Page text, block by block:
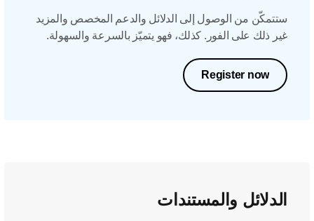
ستتمكّن من الوصول إلى الدلائل والدعم المخصص والمزيد
غير ذلك على الفور. كذلك، فهو يتميّز بالسرعة والسهولة.
Register now
الدلائل والمستندات